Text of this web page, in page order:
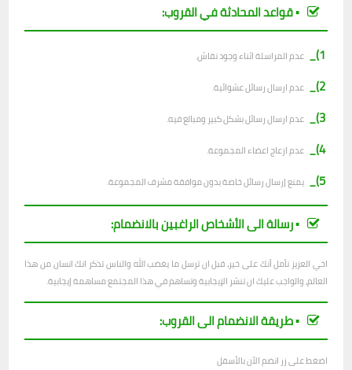
▪︎ قواعد المحادثة في القروب:
1)_
عدم المراسلة اثناء وجود نقاش.
2)_ عدم ارسال رسائل عشوائية.
3)_ عدم ارسال رسائل بشكل كبير ومبالغ فيه.
4)_ عدم ازعاج اعضاء المجموعة.
5)_ يمنع إرسال رسائل خاصة بدون موافقة مشرف المجموعة.
▪︎ رسالة الى الأشخاص الراغبين بالانضمام:
اخي العزيز نأمل أنك على خير، قبل ان ترسل ما يغضب الله والناس تذكر انك انسان من هذا
العالم، والواجب عليك ان تنشر الإيجابية وتساهم في هذا المجتمع مساهمة إيجابية.
▪︎ طريقة الانضمام الى القروب:
اضغط على زر انضم الآن بالأسفل